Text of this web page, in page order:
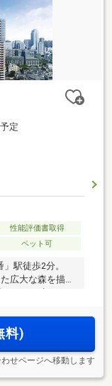
定
性能評価書取得
ペット可
駅徒歩2分。
広大な森を描
共用空間。
料)
せページへ移動します